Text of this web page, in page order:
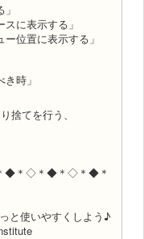
に表示する」
位置に表示する」
時」
捨てを行う、
＊◇＊◆＊◇＊◆＊
と使いやすくしよう♪